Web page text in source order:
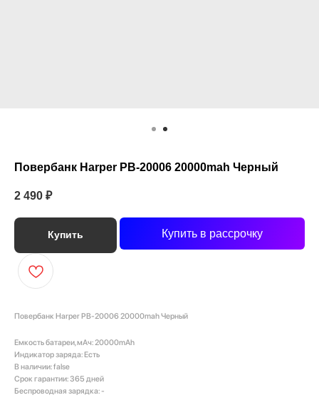
Повербанк Harper PB-20006 20000mah Черный
2 490 ₽
Купить Купить в рассрочку
Повербанк Harper PB-20006 20000mah Черный
Емкость батареи, мАч: 20000mAh
Индикатор заряда: Есть
В наличии: false
Срок гарантии: 365 дней
Беспроводная зарядка: -